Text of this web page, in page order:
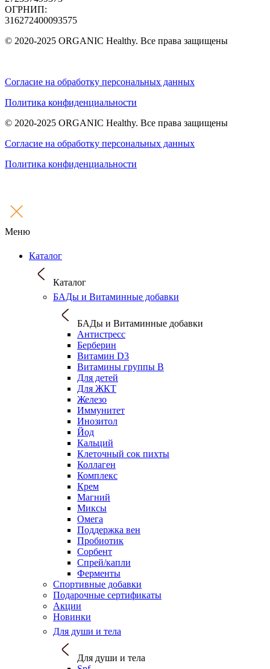
ОГРНИП:
316272400093575
© 2020-2025 ORGANIC Healthy. Все права защищены
Согласие на обработку персональных данных
Политика конфиденциальности
© 2020-2025 ORGANIC Healthy. Все права защищены
Согласие на обработку персональных данных
Политика конфиденциальности
Меню
Каталог
Каталог
БАДы и Витаминные добавки
БАДы и Витаминные добавки
Антистресс
Берберин
Витамин D3
Витамины группы B
Для детей
Для ЖКТ
Железо
Иммунитет
Инозитол
Йод
Кальций
Клеточный сок пихты
Коллаген
Комплекс
Крем
Магний
Миксы
Омега
Поддержка вен
Пробиотик
Сорбент
Спрей/капли
Ферменты
Спортивные добавки
Подарочные сертификаты
Акции
Новинки
Для души и тела
Для души и тела